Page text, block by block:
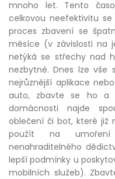
mnoho let. Tento
celkovou neefektivitu
proces zbavení se
měsíce (v závislosti na
netýká se střechy nad
nezbytné. Dnes lze vše
nejrůznější aplikace
auto, zbavte se ho a
domácnosti najde
oblečení či bot, které
použít na umoření
nenahraditelného
lepší podmínky u
mobilních služeb).